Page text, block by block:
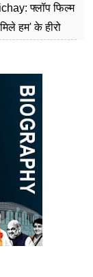
फ्लॉप फिल्म
हम' के हीरो